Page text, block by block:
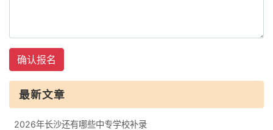
确认报名
最新文章
2026年长沙还有哪些中专学校补录